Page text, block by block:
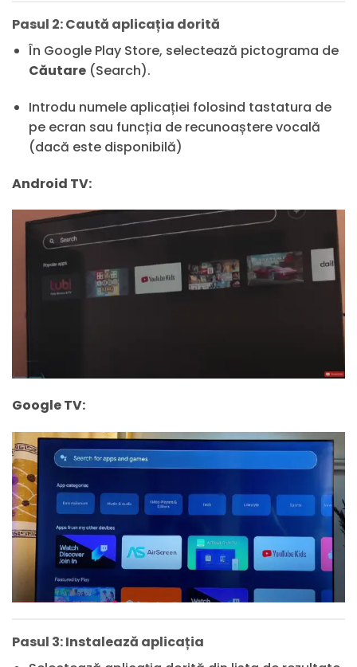
Pasul 2: Caută aplicația dorită
În Google Play Store, selectează pictograma de
Căutare(Search).
Introdu numele aplicației folosind tastatura de
pe ecran sau funcția de recunoaștere vocală
(dacă este disponibilă)
Android TV:
Google TV:
Pasul 3: Instalează aplicația